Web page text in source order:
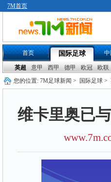
7M首页
首页 国际足球
英超 意甲 西甲 德甲 欧冠
欧联
您的位置: 7M足球新闻 > 国际足球 >
维卡里奥已